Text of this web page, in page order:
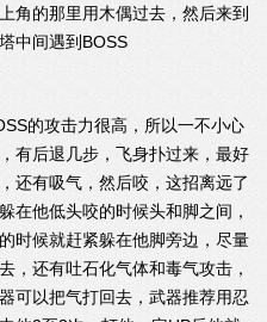
上角的那里用木偶过去，然后来到
中间遇到BOSS
的攻击力很高，所以一不小心
有后退几步，飞身扑过来，最好
还有吸气，然后咬，这招离远了
在他低头咬的时候头和脚之间，
时候就赶紧躲在他脚旁边，尽量
，还有吐石化气体和毒气攻击，
可以把气打回去，武器推荐用忍